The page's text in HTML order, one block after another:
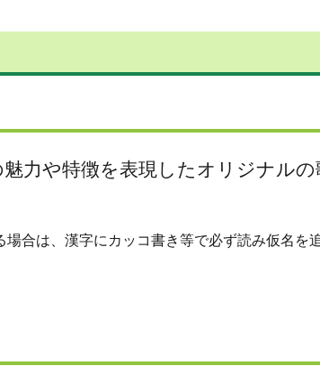
力や特徴を表現したオリジナルの
合は、漢字にカッコ書き等で必ず読み仮名を